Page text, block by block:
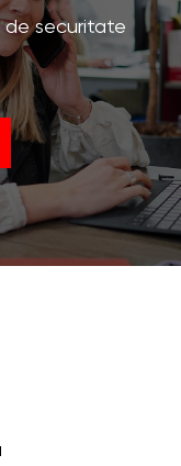
de securitate